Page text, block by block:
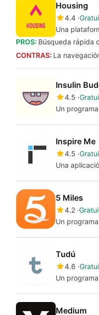
Housing
4.4
Una
PROS: Búsqueda rápida
CONTRAS: La
Insulin
4.5
Un
Inspire Me
4.5
Una
5 Miles
4.2
Un
Tudú
4.6
Un
Medium